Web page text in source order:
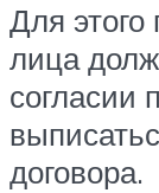
Для этого
лица
согласии
договора.